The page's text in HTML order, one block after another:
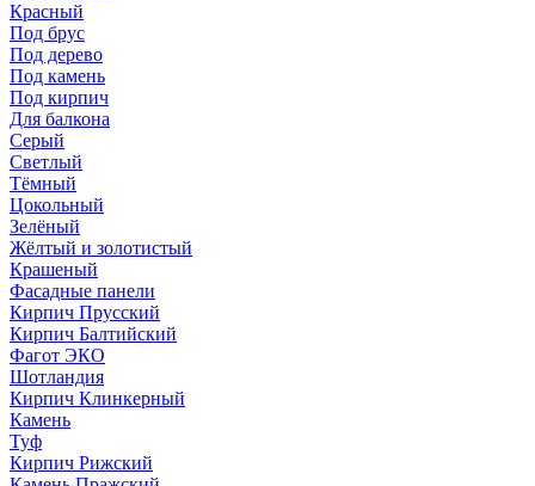
Красный
Под брус
Под дерево
Под камень
Под кирпич
Для балкона
Серый
Светлый
Тёмный
Цокольный
Зелёный
Жёлтый и золотистый
Крашеный
Фасадные панели
Кирпич Прусский
Кирпич Балтийский
Фагот ЭКО
Шотландия
Кирпич Клинкерный
Камень
Туф
Кирпич Рижский